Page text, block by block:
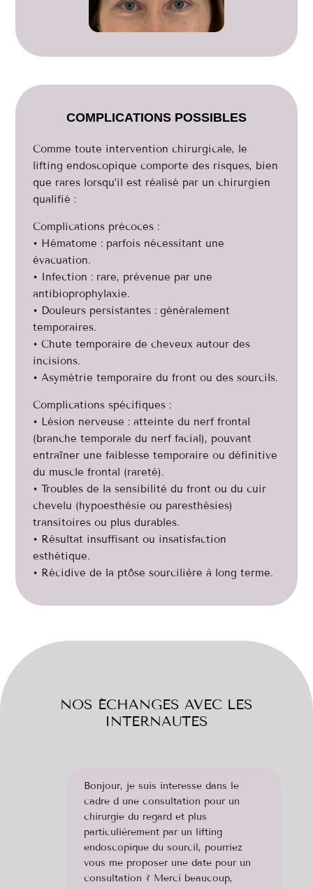
COMPLICATIONS POSSIBLES
Comme toute intervention chirurgicale, le
lifting endoscopique comporte des risques, bien
que rares lorsqu’il est réalisé par un chirurgien
qualifié :
Complications précoces :
• Hématome : parfois nécessitant une
évacuation.
• Infection : rare, prévenue par une
antibioprophylaxie.
• Douleurs persistantes : généralement
temporaires.
• Chute temporaire de cheveux autour des
incisions.
• Asymétrie temporaire du front ou des sourcils.
Complications spécifiques :
• Lésion nerveuse : atteinte du nerf frontal
(branche temporale du nerf facial), pouvant
entraîner une faiblesse temporaire ou définitive
du muscle frontal (rareté).
• Troubles de la sensibilité du front ou du cuir
chevelu (hypoesthésie ou paresthésies)
transitoires ou plus durables.
• Résultat insuffisant ou insatisfaction
esthétique.
• Récidive de la ptôse sourcilière à long terme.
NOS ÉCHANGES AVEC LES
INTERNAUTES
Bonjour, je suis interesse dans le
cadre d une consultation pour un
chirurgie du regard et plus
particulièrement par un lifting
endoscopique du sourcil, pourriez
vous me proposer une date pour un
consultation ? Merci beaucoup,